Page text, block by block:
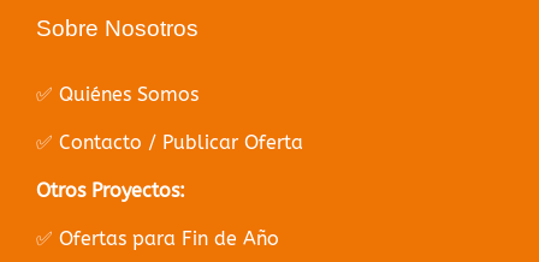
Sobre Nosotros
✅ Quiénes Somos
✅ Contacto / Publicar Oferta
Otros Proyectos:
✅ Ofertas para Fin de Año